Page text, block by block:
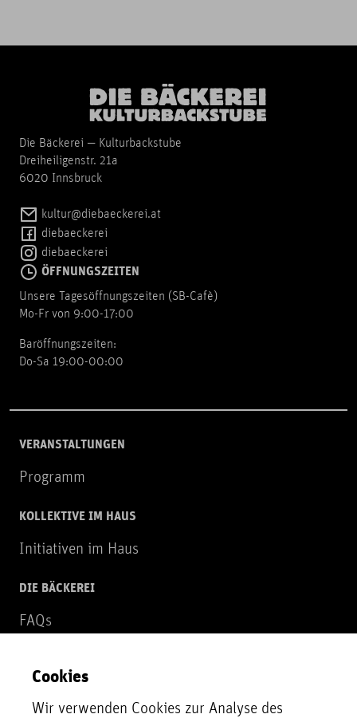
Die Bäckerei — Kulturbackstube
Dreiheiligenstr. 21a
6020 Innsbruck
kultur@diebaeckerei.at
diebaeckerei
diebaeckerei
ÖFFNUNGSZEITEN
Unsere Tagesöffnungszeiten (SB-Cafè)
Mo-Fr von 9:00-17:00
Baröffnungszeiten:
Do-Sa 19:00-00:00
VERANSTALTUNGEN
Programm
KOLLEKTIVE IM HAUS
Initiativen im Haus
DIE BÄCKEREI
FAQs
NEWSLETTER
Zur Newsletter Anmeldung
Cookies
Wir verwenden Cookies zur Analyse des